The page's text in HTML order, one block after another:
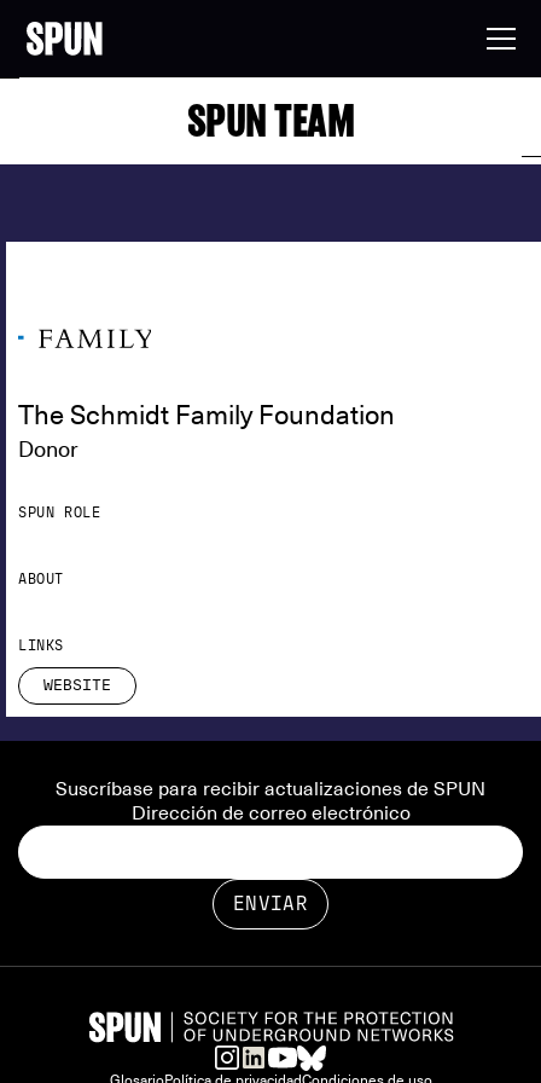
SPUN TEAM
The Schmidt Family Foundation
Donor
SPUN ROLE
ABOUT
LINKS
WEBSITE
Suscríbase para recibir actualizaciones de SPUN
Dirección de correo electrónico